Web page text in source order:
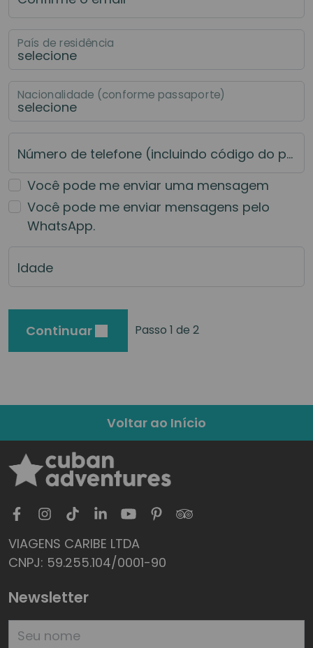
País de residência
Nacionalidade (conforme passaporte)
Número de telefone (incluindo código do país)
Você pode me enviar uma mensagem
Você pode me enviar mensagens pelo
WhatsApp.
Idade
Continuar Passo 1 de 2
Voltar ao Início
VIAGENS CARIBE LTDA
CNPJ: 59.255.104/0001-90
Newsletter